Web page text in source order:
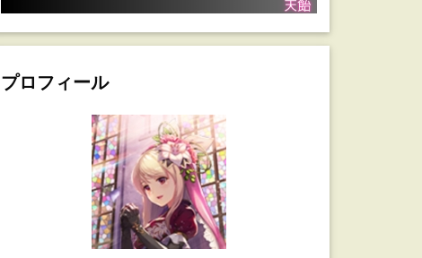
プロフィール